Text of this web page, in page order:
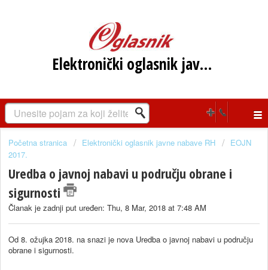
Elektronički oglasnik javne nabave RH
Početna stranica Elektronički oglasnik javne nabave RH
EOJN
2017.
Uredba o javnoj nabavi u području obrane i
sigurnosti
Članak je zadnji put uređen: Thu, 8 Mar, 2018 at 7:48 AM
Od 8. ožujka 2018. na snazi je nova Uredba o javnoj nabavi u području
obrane i sigurnosti.